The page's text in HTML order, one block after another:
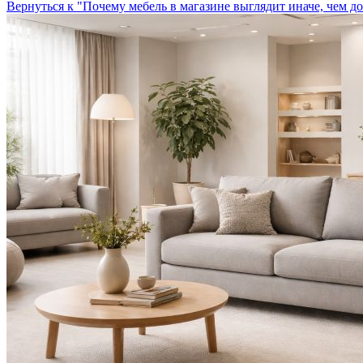
Вернуться к "Почему мебель в магазине выглядит иначе, чем